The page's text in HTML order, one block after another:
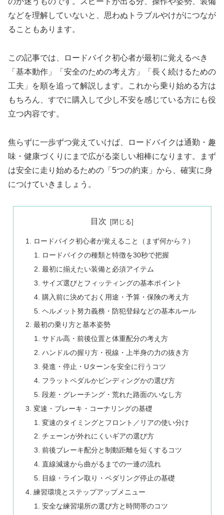
などを理解していないと、思わぬトラブルやけがにつなが
ることもあります。
この記事では、ロードバイク初心者が最初に覚えるべき
「基本動作」「安全のための考え方」「長く続けるための
工夫」を順を追って解説します。これから乗り始める方は
もちろん、すでに購入して少し不安を感じている方にも役
立つ内容です。
焦らずに一歩ずつ覚えていけば、ロードバイクは通勤・趣
味・健康づくりにまで広がる楽しい相棒になります。まず
は安全に走り始めるための「5つの約束」から、確実に身
につけていきましょう。
目次
ロードバイク初心者が覚えること（まず何から？）
ロードバイクの種類と特徴を30秒で把握
最初に揃えたい装備と必須アイテム
サイズ選びとフィッティングの基本ポイント
購入前に決めておく用途・予算・保険の考え方
ヘルメット努力義務・防犯登録などの基本ルール
最初の乗り方と基本姿勢
サドル高・前後位置と体重配分の考え方
ハンドルの握り方・視線・上半身の力の抜き方
発進・停止・Uターンを安全に行うコツ
フラットペダルかビンディングかの選び方
段差・グレーチング・荒れた路面のいなし方
変速・ブレーキ・コーナリングの基礎
変速のタイミングとフロント／リアの使い分け
チェーンが外れにくいギアの選び方
前後ブレーキ配分と制動距離を短くするコツ
直線減速から曲がるまでの一連の流れ
目線・ライン取り・ペダリング停止の基礎
練習環境とステップアップメニュー
安全な練習場所の選び方と時間帯のコツ